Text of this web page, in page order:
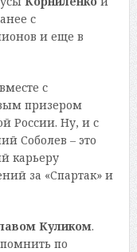
с
и еще в
с
призером
России. Ну, и с
Соболев – это
карьеру
за «Спартак» и
Куликом.
по